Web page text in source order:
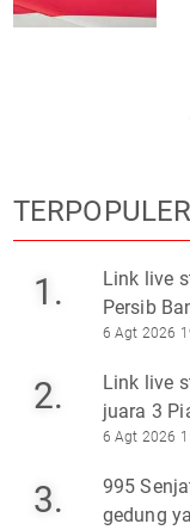
TERPOPULER
1.
Link live
Persib
6 Agt 2026
2.
Link live
juara 3
6 Agt 2026
3.
995
gedung